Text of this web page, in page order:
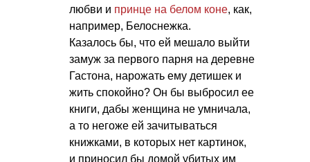
любви и принце на белом коне, как,
например, Белоснежка.
Казалось бы, что ей мешало выйти
замуж за первого парня на деревне
Гастона, нарожать ему детишек и
жить спокойно? Он бы выбросил ее
книги, дабы женщина не умничала,
а то негоже ей зачитываться
книжками, в которых нет картинок,
и приносил бы домой убитых им